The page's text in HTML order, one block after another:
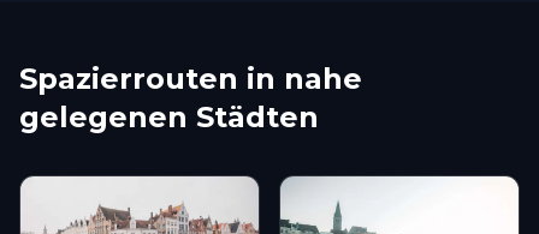
Spazierrouten in nahe
gelegenen Städten